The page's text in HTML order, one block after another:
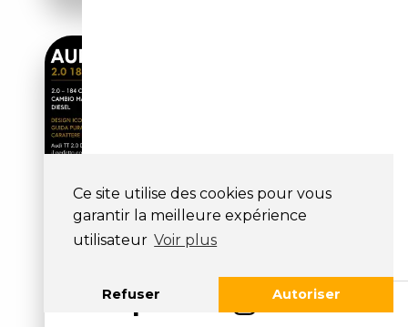
Ce site utilise des cookies pour vous
garantir la meilleure expérience
utilisateur Voir plus
Refuser Autoriser
AUDI TT TT ROADSTER 2.0
23 900€